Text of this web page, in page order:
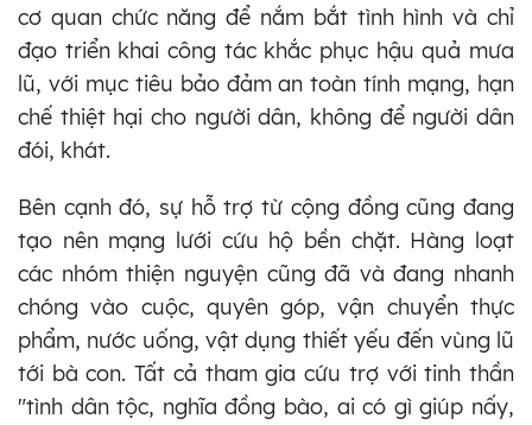
cơ quan chức năng để nắm bắt tình hình và chỉ
đạo triển khai công tác khắc phục hậu quả mưa
lũ, với mục tiêu bảo đảm an toàn tính mạng, hạn
chế thiệt hại cho người dân, không để người dân
đói, khát.
Bên cạnh đó, sự hỗ trợ từ cộng đồng cũng đang
tạo nên mạng lưới cứu hộ bền chặt. Hàng loạt
các nhóm thiện nguyện cũng đã và đang nhanh
chóng vào cuộc, quyên góp, vận chuyển thực
phẩm, nước uống, vật dụng thiết yếu đến vùng lũ
tới bà con. Tất cả tham gia cứu trợ với tinh thần
"tình dân tộc, nghĩa đồng bào, ai có gì giúp nấy,